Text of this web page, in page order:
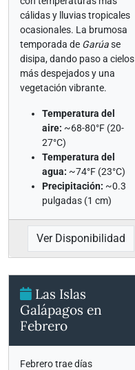
cálidas y lluvias tropicales
ocasionales. La brumosa
temporada de Garúase
disipa, dando paso a cielos
más despejados y una
vegetación vibrante.
Temperatura del
aire: ~68-80°F (20-
27°C)
Temperatura del
agua: ~74°F (23°C)
Precipitación: ~0.3
pulgadas (1 cm)
Ver Disponibilidad
Las Islas
Galápagos en
Febrero
Febrero trae días